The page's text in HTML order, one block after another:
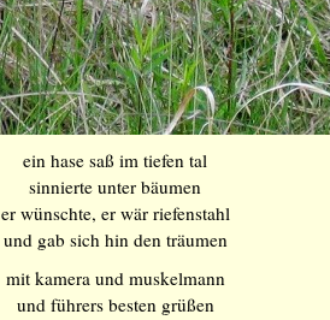
ein hase saß im tiefen tal
sinnierte unter bäumen
er wünschte, er wär riefenstahl
und gab sich hin den träumen
mit kamera und muskelmann
und führers besten grüßen